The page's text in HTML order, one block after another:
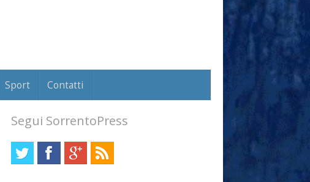
Sport Contatti
Segui SorrentoPress